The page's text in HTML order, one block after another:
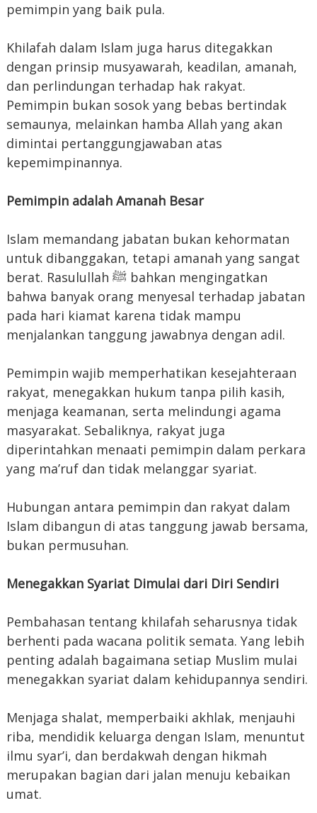
pemimpin yang baik pula.
Khilafah dalam Islam juga harus ditegakkan
dengan prinsip musyawarah, keadilan, amanah,
dan perlindungan terhadap hak rakyat.
Pemimpin bukan sosok yang bebas bertindak
semaunya, melainkan hamba Allah yang akan
dimintai pertanggungjawaban atas
kepemimpinannya.
Pemimpin adalah Amanah Besar
Islam memandang jabatan bukan kehormatan
untuk dibanggakan, tetapi amanah yang sangat
berat. Rasulullah ﷺ bahkan mengingatkan
bahwa banyak orang menyesal terhadap jabatan
pada hari kiamat karena tidak mampu
menjalankan tanggung jawabnya dengan adil.
Pemimpin wajib memperhatikan kesejahteraan
rakyat, menegakkan hukum tanpa pilih kasih,
menjaga keamanan, serta melindungi agama
masyarakat. Sebaliknya, rakyat juga
diperintahkan menaati pemimpin dalam perkara
yang ma’ruf dan tidak melanggar syariat.
Hubungan antara pemimpin dan rakyat dalam
Islam dibangun di atas tanggung jawab bersama,
bukan permusuhan.
Menegakkan Syariat Dimulai dari Diri Sendiri
Pembahasan tentang khilafah seharusnya tidak
berhenti pada wacana politik semata. Yang lebih
penting adalah bagaimana setiap Muslim mulai
menegakkan syariat dalam kehidupannya sendiri.
Menjaga shalat, memperbaiki akhlak, menjauhi
riba, mendidik keluarga dengan Islam, menuntut
ilmu syar’i, dan berdakwah dengan hikmah
merupakan bagian dari jalan menuju kebaikan
umat.